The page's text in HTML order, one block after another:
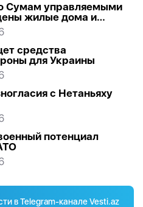
Сумам управляемыми
жилые дома и
средства
для Украины
с Нетаньяху
потенциал
в Telegram-канале Vesti.az